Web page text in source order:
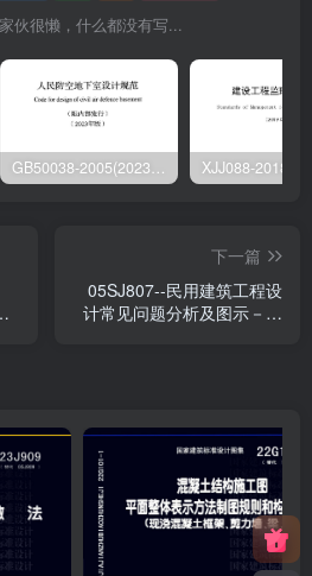
伙很懒，什么都没有写...
GB50038-2005(2023版)–人民防空地下室设计规范
下一篇
05SJ807--民用建筑工程设
计常见问题分析及图示－建